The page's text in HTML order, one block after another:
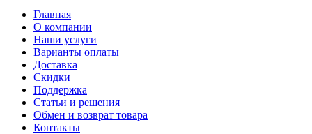
Главная
О компании
Наши услуги
Варианты оплаты
Доставка
Скидки
Поддержка
Статьи и решения
Обмен и возврат товара
Контакты